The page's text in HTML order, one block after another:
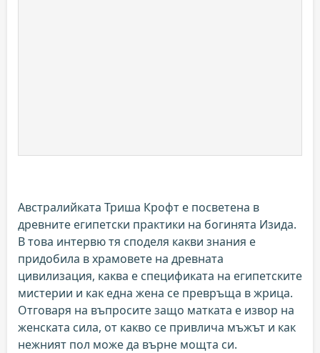
Австралийката Триша Крофт е посветена в
древните египетски практики на богинята Изида.
В това интервю тя споделя какви знания е
придобила в храмовете на древната
цивилизация, каква е спецификата на египетските
мистерии и как една жена се превръща в жрица.
Отговаря на въпросите защо матката е извор на
женската сила, от какво се привлича мъжът и как
нежният пол може да върне мощта си.